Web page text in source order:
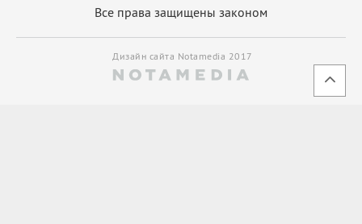
Все права защищены законом
Дизайн сайта Notamedia 2017